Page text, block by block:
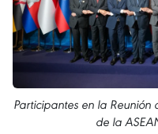
Participantes en la Reunión
de la